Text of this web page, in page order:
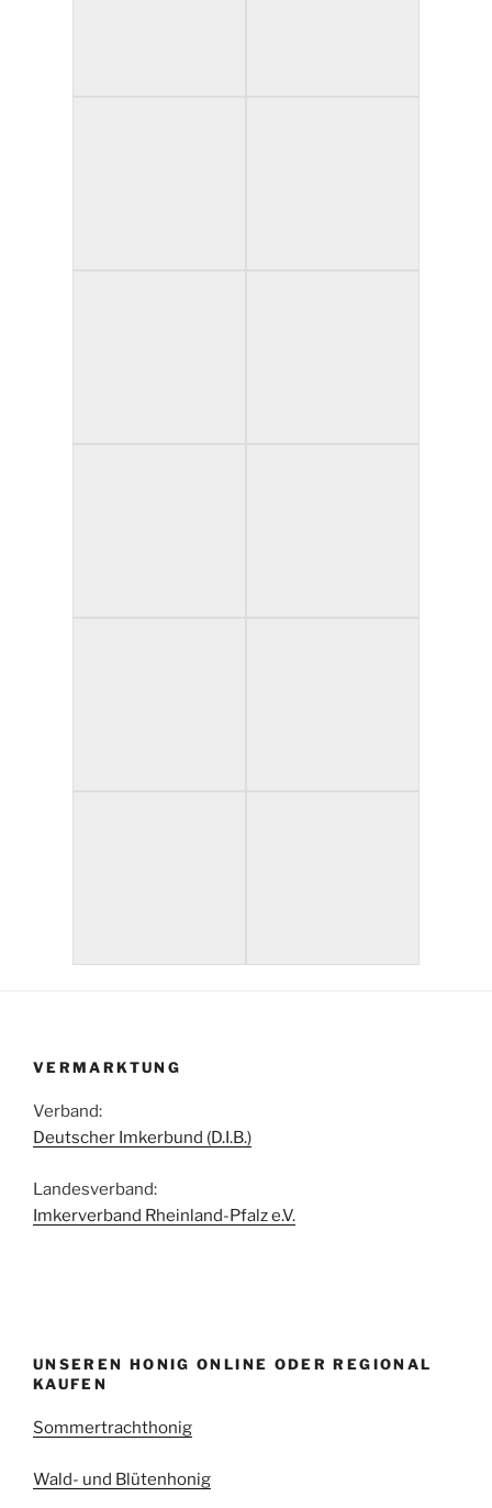
VERMARKTUNG
Verband:
Deutscher Imkerbund (D.I.B.)
Landesverband:
Imkerverband Rheinland-Pfalz e.V.
UNSEREN HONIG ONLINE ODER REGIONAL
KAUFEN
Sommertrachthonig
Wald- und Blütenhonig